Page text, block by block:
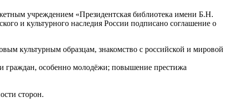
учреждением «Президентская библиотека имени Б.Н.
и культурного наследия России подписано соглашение о
культурным образцам, знакомство с российской и мировой
граждан, особенно молодёжи; повышение престижа
сторон.